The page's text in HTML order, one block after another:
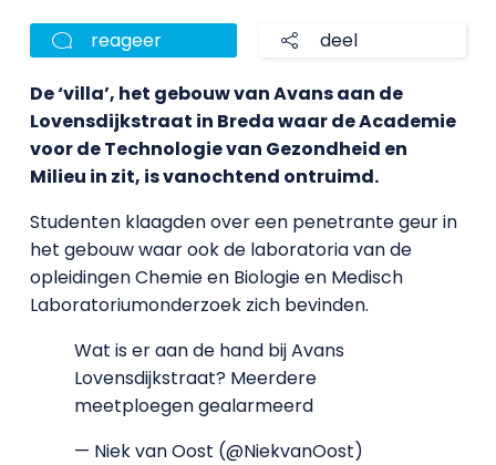
reageer deel
De ‘villa’, het gebouw van Avans aan de
Lovensdijkstraat in Breda waar de Academie
voor de Technologie van Gezondheid en
Milieu in zit, is vanochtend ontruimd.
Studenten klaagden over een penetrante geur in
het gebouw waar ook de laboratoria van de
opleidingen Chemie en Biologie en Medisch
Laboratoriumonderzoek zich bevinden.
Wat is er aan de hand bij Avans
Lovensdijkstraat? Meerdere
meetploegen gealarmeerd
— Niek van Oost (@NiekvanOost)